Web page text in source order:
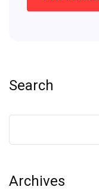
Search
Archives